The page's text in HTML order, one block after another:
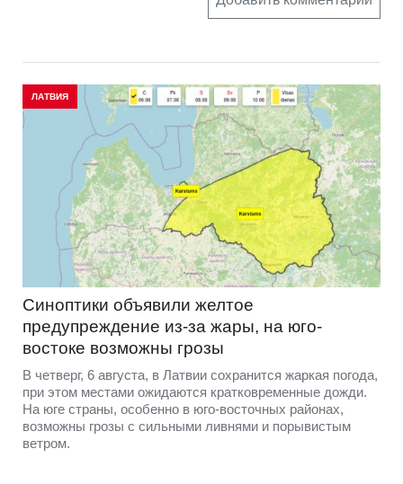
ЛАТВИЯ
Синоптики объявили желтое
предупреждение из-за жары, на юго-
востоке возможны грозы
В четверг, 6 августа, в Латвии сохранится жаркая погода,
при этом местами ожидаются кратковременные дожди.
На юге страны, особенно в юго-восточных районах,
возможны грозы с сильными ливнями и порывистым
ветром.